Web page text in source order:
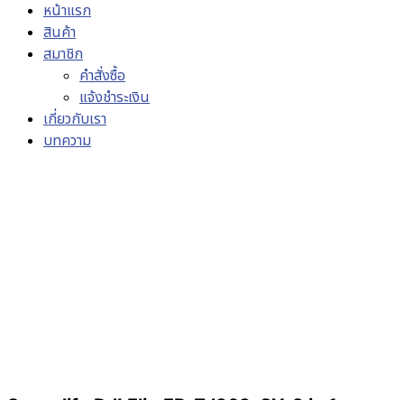
หน้าแรก
สินค้า
สมาชิก
คำสั่งซื้อ
แจ้งชำระเงิน
เกี่ยวกับเรา
บทความ